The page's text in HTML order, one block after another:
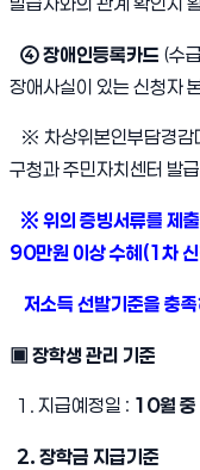
④ 장애인등록카드 (수
장애사실이 있는 신청자
※ 차상위본인부담경감
구청과 주민자치센터 발
※ 위의 증빙서류를 제
90만원 이상 수혜(1차
저소득 선발기준을 충
▣ 장학생 관리 기준
1. 지급예정일 : 10월 중
2. 장학금 지급기준